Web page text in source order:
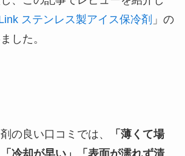
ステンレス製アイス保冷剤 」の
した。
の良い口コミでは、
「薄くて場